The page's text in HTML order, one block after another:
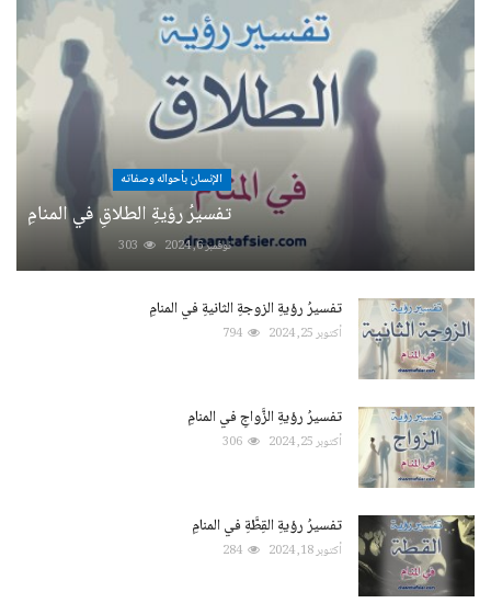
الإنسان بأحواله وصفاته
تفسيرُ رؤيةِ الطلاقِ في المنامِ
نوفمبر 6, 2024 303
تفسيرُ رؤيةِ الزوجةِ الثانيةِ في المنامِ
أكتوبر 25, 2024 794
تفسيرُ رؤيةِ الزَّواجِ في المنامِ
أكتوبر 25, 2024 306
تفسيرُ رؤيةِ القِطَّةِ في المنامِ
أكتوبر 18, 2024 284